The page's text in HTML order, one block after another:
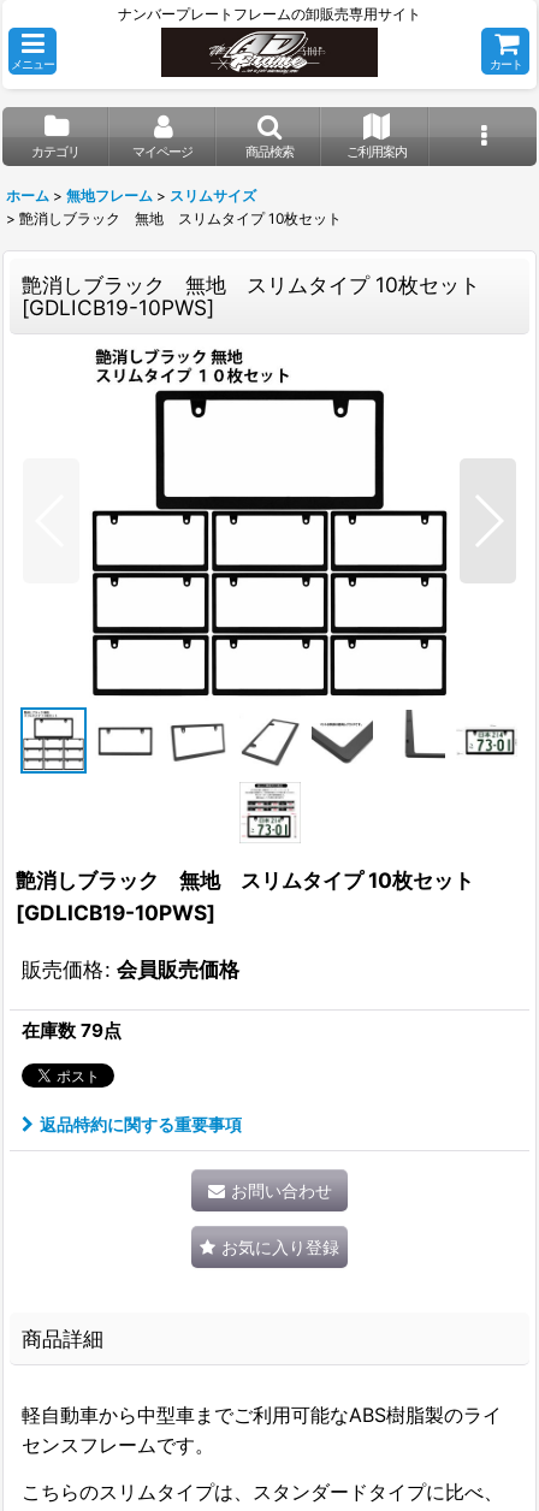
ナンバープレートフレームの卸販売専用サイト
メニュー カート
カテゴリ マイページ 商品検索 ご利用案内
ホーム > 無地フレーム > スリムサイズ
> 艶消しブラック 無地 スリムタイプ 10枚セット
艶消しブラック 無地 スリムタイプ 10枚セット
[GDLICB19-10PWS]
艶消しブラック 無地 スリムタイプ 10枚セット
[GDLICB19-10PWS]
販売価格: 会員販売価格
在庫数 79点
返品特約に関する重要事項
お問い合わせ
お気に入り登録
商品詳細
軽自動車から中型車までご利用可能なABS樹脂製のライ
センスフレームです。
こちらのスリムタイプは、スタンダードタイプに比べ、